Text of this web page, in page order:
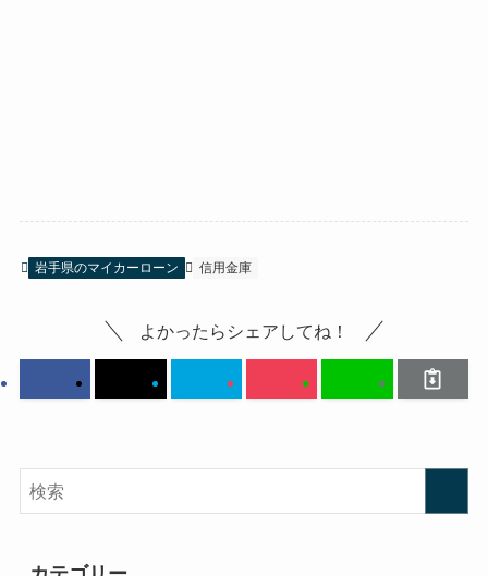
岩手県のマイカーローン 信用金庫
よかったらシェアしてね！